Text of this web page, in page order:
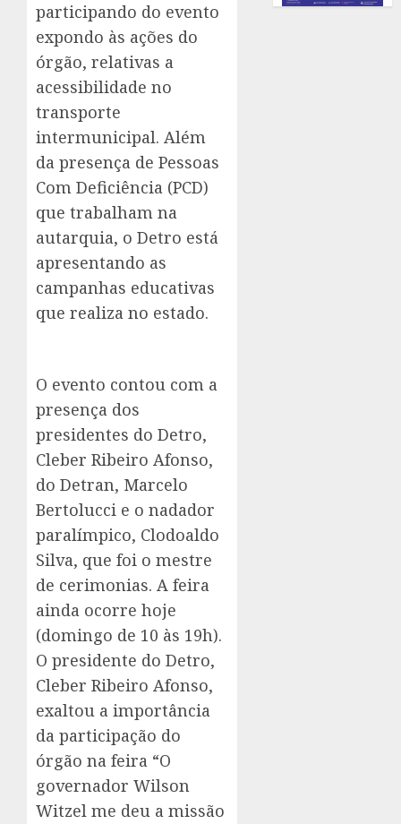
participando do evento
expondo às ações do
órgão, relativas a
acessibilidade no
transporte
intermunicipal. Além
da presença de Pessoas
Com Deficiência (PCD)
que trabalham na
autarquia, o Detro está
apresentando as
campanhas educativas
que realiza no estado.
O evento contou com a
presença dos
presidentes do Detro,
Cleber Ribeiro Afonso,
do Detran, Marcelo
Bertolucci e o nadador
paralímpico, Clodoaldo
Silva, que foi o mestre
de cerimonias. A feira
ainda ocorre hoje
(domingo de 10 às 19h).
O presidente do Detro,
Cleber Ribeiro Afonso,
exaltou a importância
da participação do
órgão na feira “O
governador Wilson
Witzel me deu a missão